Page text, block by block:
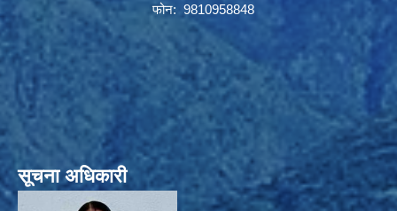
फोन: 9810958848
सूचना अधिकारी